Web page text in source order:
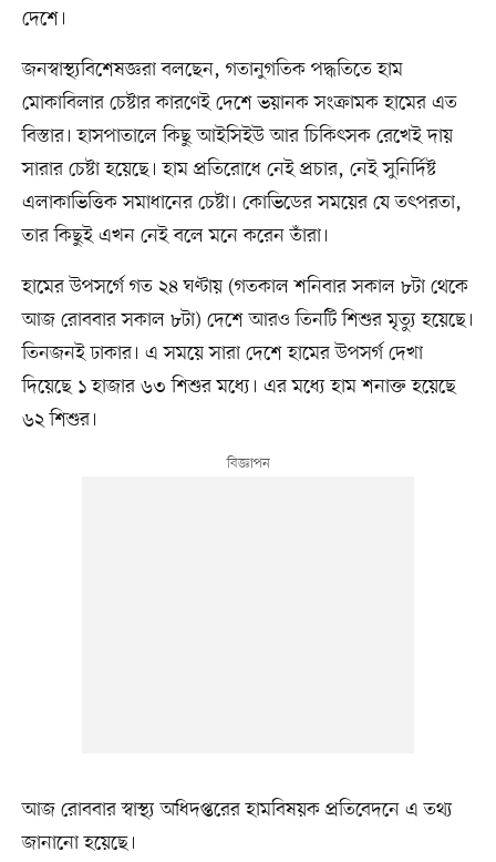
দেশে।
জনস্বাস্থ্যবিশেষজ্ঞরা বলছেন, গতানুগতিক পদ্ধতিতে হাম
মোকাবিলার চেষ্টার কারণেই দেশে ভয়ানক সংক্রামক হামের এত
বিস্তার। হাসপাতালে কিছু আইসিইউ আর চিকিৎসক রেখেই দায়
সারার চেষ্টা হয়েছে। হাম প্রতিরোধে নেই প্রচার, নেই সুনির্দিষ্ট
এলাকাভিত্তিক সমাধানের চেষ্টা। কোভিডের সময়ের যে তৎপরতা,
তার কিছুই এখন নেই বলে মনে করেন তাঁরা।
হামের উপসর্গে গত ২৪ ঘণ্টায় (গতকাল শনিবার সকাল ৮টা থেকে
আজ রোববার সকাল ৮টা) দেশে আরও তিনটি শিশুর মৃত্যু হয়েছে।
তিনজনই ঢাকার। এ সময়ে সারা দেশে হামের উপসর্গ দেখা
দিয়েছে ১ হাজার ৬৩ শিশুর মধ্যে। এর মধ্যে হাম শনাক্ত হয়েছে
৬২ শিশুর।
আজ রোববার স্বাস্থ্য অধিদপ্তরের হামবিষয়ক প্রতিবেদনে এ তথ্য
জানানো হয়েছে।